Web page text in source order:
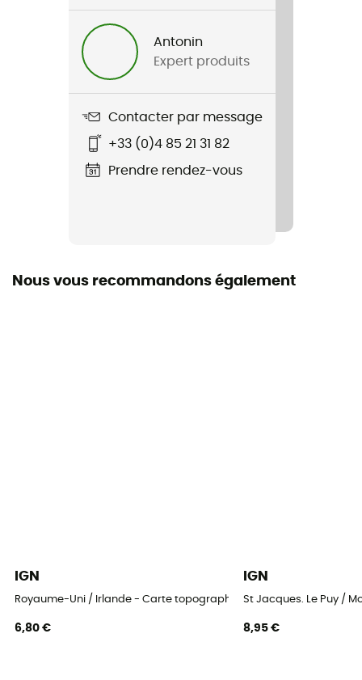
Antonin
Expert produits
Contacter par message
+33 (0)4 85 21 31 82
Prendre rendez-vous
Nous vous recommandons également
IGN
Royaume-Uni / Irlande - Carte topographique
6,80 €
IGN
St Jacques. Le Puy /
8,95 €